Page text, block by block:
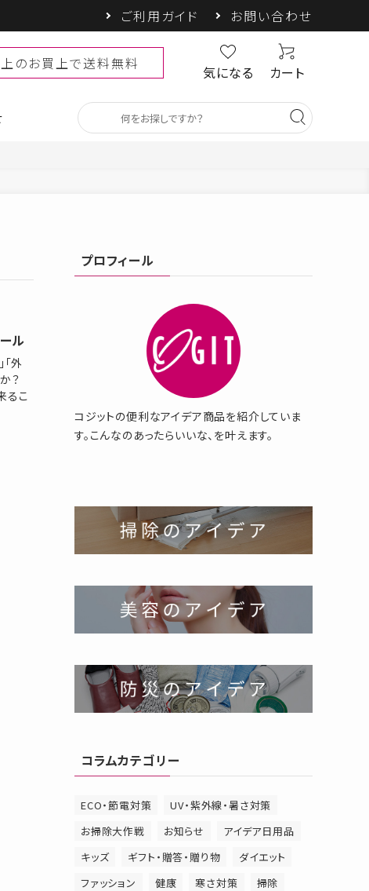
ご利用ガイド お問い合わせ
のお買上で送料無料 気になる カート
SALEPRECIOUS UV
ル
外
？
るこ
プロフィール
コジットの便利なアイデア商品を紹介していま
す。こんなのあったらいいな、を叶えます。
コラムカテゴリー
ECO・節電対策
UV・紫外線・暑さ対策
お掃除大作戦
お知らせ
アイデア日用品
キッズ
ギフト・贈答・贈り物
ダイエット
ファッション
健康 寒さ対策
掃除